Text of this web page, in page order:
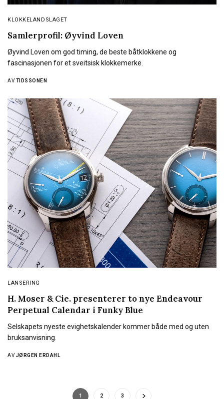
KLOKKELANDSLAGET
Samlerprofil: Øyvind Loven
Øyvind Loven om god timing, de beste båtklokkene og
fascinasjonen for et sveitsisk klokkemerke.
AV TIDSSONEN
LANSERING
H. Moser & Cie. presenterer to nye Endeavour
Perpetual Calendar i Funky Blue
Selskapets nyeste evighetskalender kommer både med og uten
bruksanvisning.
AV JØRGEN ERDAHL
1 2 3